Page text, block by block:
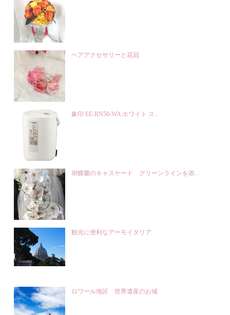
ヘアアクセサリーと花冠
象印 EE-RN50-WA ホワイト ス...
胡蝶蘭のキャスケード グリーンラインを添...
観光に便利なアーモイタリア
ロワール地区 世界遺産のお城